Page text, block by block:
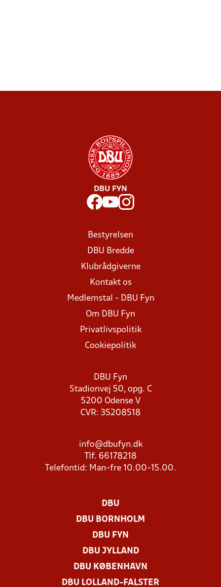
DBU FYN
Bestyrelsen
DBU Bredde
Klubrådgiverne
Kontakt os
Medlemstal - DBU Fyn
Om DBU Fyn
Privatlivspolitik
Cookiepolitik
DBU Fyn
Stadionvej 50, opg. C
5200 Odense V
CVR: 35208518
info@dbufyn.dk
Tlf. 66178218
Telefontid: Man-fre 10.00-15.00.
DBU
DBU BORNHOLM
DBU FYN
DBU JYLLAND
DBU KØBENHAVN
DBU LOLLAND-FALSTER